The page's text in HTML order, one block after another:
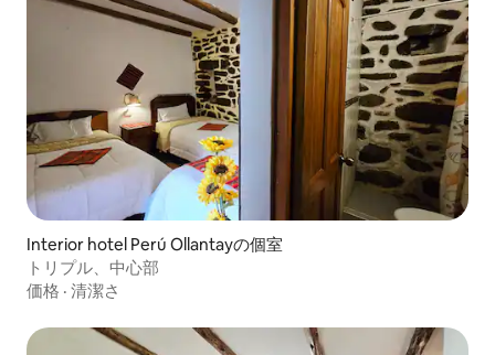
Interior hotel Perú Ollantayの個室
トリプル、中心部
価格 · 清潔さ